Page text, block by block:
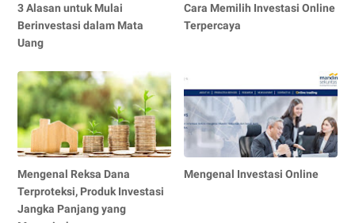
3 Alasan untuk Mulai
Berinvestasi dalam Mata
Uang
Cara Memilih Investasi Online
Terpercaya
Mengenal Reksa Dana
Terproteksi, Produk Investasi
Jangka Panjang yang
Mengenal Investasi Online